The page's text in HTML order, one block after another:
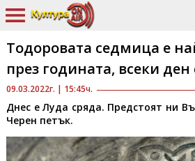
09.03.2022г. | 15:45ч.
Тодоровата седмица е
през годината, всеки
Днес е Луда сряда. Предстоят ни
Черен петък.